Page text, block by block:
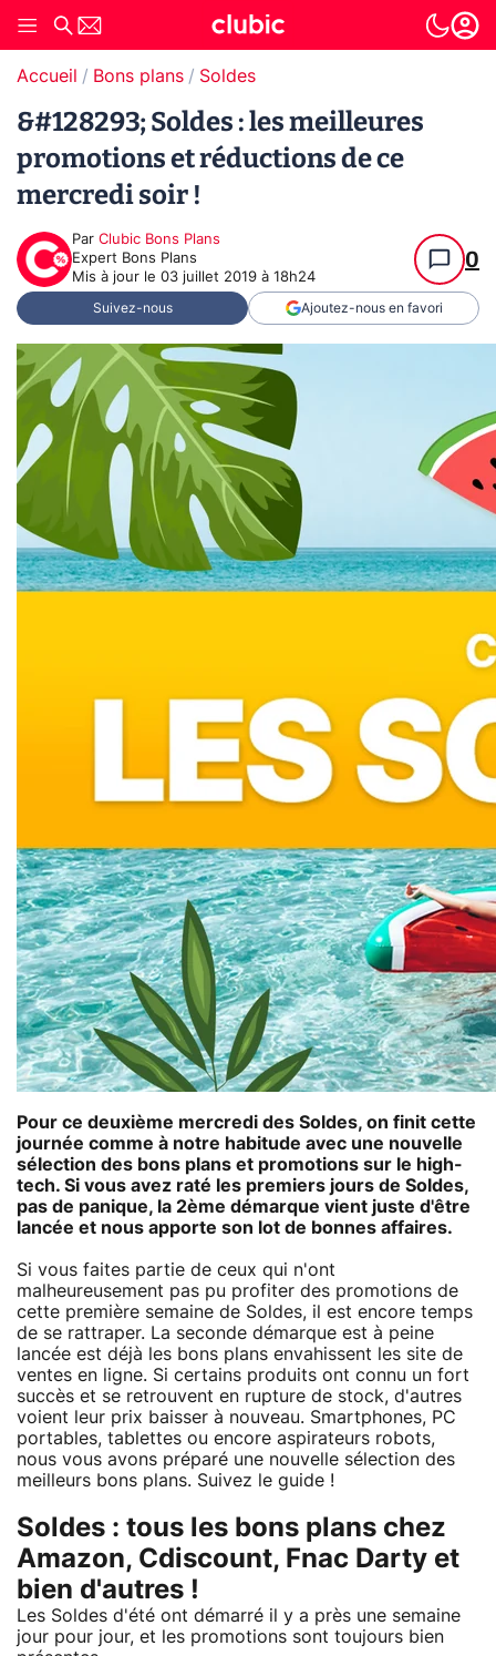
Accueil Bons plans Soldes
&#128293; Soldes : les meilleures
promotions et réductions de ce
mercredi soir !
Par Clubic Bons Plans
Expert Bons Plans
Mis à jour le 03 juillet 2019 à 18h24
0
Suivez-nous Ajoutez-nous en favori
Pour ce deuxième mercredi des Soldes, on finit cette
journée comme à notre habitude avec une nouvelle
sélection des bons plans et promotions sur le high-
tech. Si vous avez raté les premiers jours de Soldes,
pas de panique, la 2ème démarque vient juste d'être
lancée et nous apporte son lot de bonnes affaires.
Si vous faites partie de ceux qui n'ont
malheureusement pas pu profiter des promotions de
cette première semaine de Soldes, il est encore temps
de se rattraper. La seconde démarque est à peine
lancée est déjà les bons plans envahissent les site de
ventes en ligne. Si certains produits ont connu un fort
succès et se retrouvent en rupture de stock, d'autres
voient leur prix baisser à nouveau. Smartphones, PC
portables, tablettes ou encore aspirateurs robots,
nous vous avons préparé une nouvelle sélection des
meilleurs bons plans. Suivez le guide !
Soldes : tous les bons plans chez
Amazon, Cdiscount, Fnac Darty et
bien d'autres !
Les Soldes d'été ont démarré il y a près une semaine
jour pour jour, et les promotions sont toujours bien